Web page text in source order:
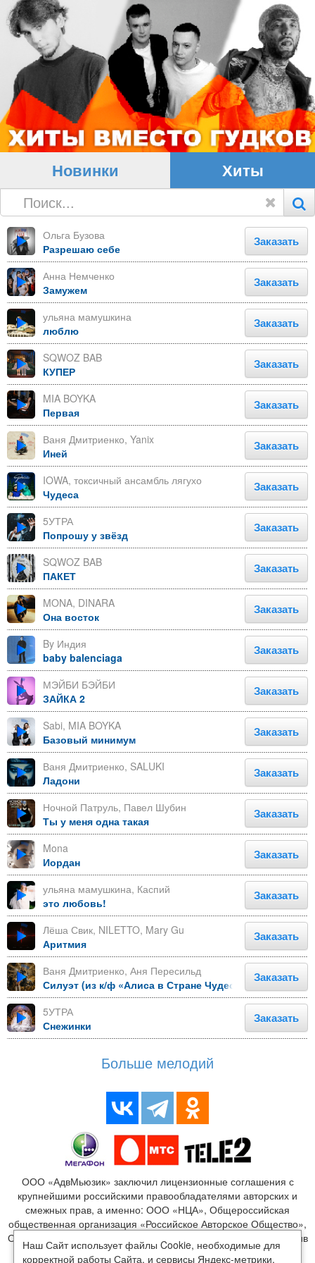
Новинки Хиты
Ольга Бузова
Разрешаю себе
Заказать
Анна Немченко
Замужем
Заказать
ульяна мамушкина
люблю
Заказать
SQWOZ BAB
КУПЕР
Заказать
MIA BOYKA
Первая
Заказать
Ваня Дмитриенко, Yanix
Иней
Заказать
IOWA, токсичный ансамбль лягухо
Чудеса
Заказать
5УТРА
Попрошу у звёзд
Заказать
SQWOZ BAB
ПАКЕТ
Заказать
MONA, DINARA
Она восток
Заказать
By Индия
baby balenciaga
Заказать
МЭЙБИ БЭЙБИ
ЗАЙКА 2
Заказать
Sabi, MIA BOYKA
Базовый минимум
Заказать
Ваня Дмитриенко, SALUKI
Ладони
Заказать
Ночной Патруль, Павел Шубин
Ты у меня одна такая
Заказать
Mona
Иордан
Заказать
ульяна мамушкина, Каспий
это любовь!
Заказать
Лёша Свик, NILETTO, Mary Gu
Аритмия
Заказать
Ваня Дмитриенко, Аня Пересильд
Силуэт (из к/ф «Алиса в Стране Чудес»)
Заказать
5УТРА
Снежинки
Заказать
Больше мелодий
ООО «АдвМьюзик» заключил лицензионные соглашения с
крупнейшими российскими правообладателями авторских и
смежных прав, а именно: ООО «НЦА», Общероссийская
общественная организация «Российское Авторское Общество»,
ООО «Издательство Монолит», ООО «ЛенГрад», ООО «Креатив
Медиа», ООО «Новый мир», ООО «Медиалайн», ООО
Наш Сайт использует файлы Cookie, необходимые для
корректной работы Сайта, и сервисы Яндекс-метрики,